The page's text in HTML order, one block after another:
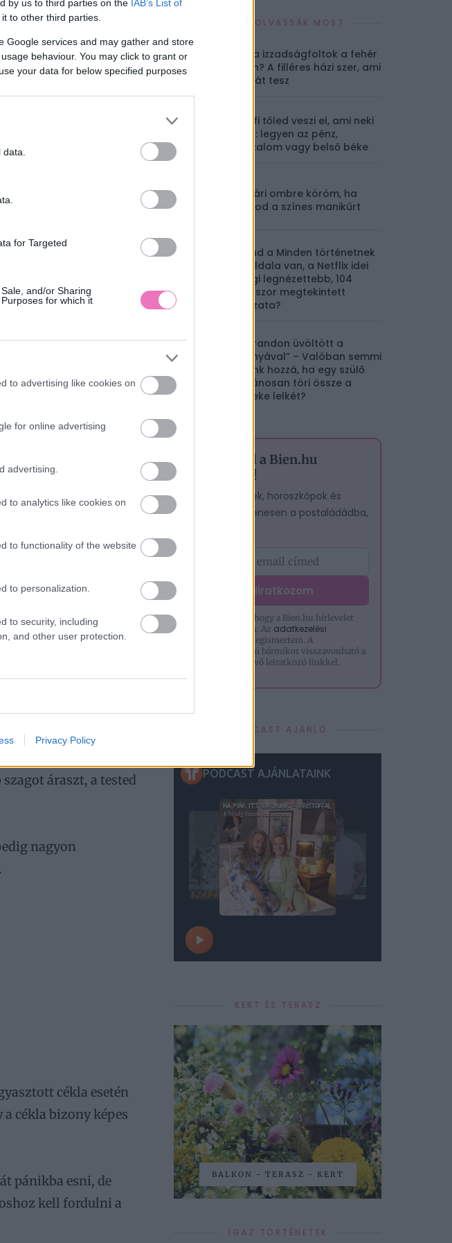
by us to third parties on the IAB’s List of
to other third parties.
Google services and may gather and store
behaviour. You may click to grant or
your data for below specified purposes
for Targeted
and/or Sharing
for which it
to advertising like cookies on
for online advertising
advertising.
to analytics like cookies on
to functionality of the website
to personalization.
to security, including
and other user protection.
Privacy Policy
furcsa szaga lehet
található meg.
fura szagát okozza
áraszt, a tested
nagyon
cékla esetén
cékla bizony képes
pánikba esni, de
kell fordulni a
EZEKET OLVASSÁK MOST
Sárga izzadságfoltok a fehér
pólón? A filléres házi szer, ami
csodát tesz
A férfi tőled veszi el, ami neki
nincs: legyen az pénz,
önbizalom vagy belső béke
10 nyári ombre köröm, ha
imádod a színes manikűrt
Mit tud a Minden történetnek
két oldala van, a Netflix idei
eddigi legnézettebb, 104
milliószor megtekintett
sorozata?
„A strandon üvöltött a
kislányával” – Valóban semmi
közünk hozzá, ha egy szülő
nyilvánosan töri össze a
gyereke lelkét?
Iratkozz fel a Bien.hu
hírlevelére!
A legjobb cikkek, horoszkópok és
tesztek – egyenesen a postaládádba,
Feliratkozom
Hozzájárulok, hogy a Bien.hu hírlevelet
küldjön nekem. Az adatkezelési
megismertem. A
hozzájárulásom bármikor visszavonható a
levelek alján lévő leiratkozó linkkel.
PODCAST AJÁNLÓ
KERT ÉS TERASZ
BALKON - TERASZ - KERT
IGAZ TÖRTÉNETEK